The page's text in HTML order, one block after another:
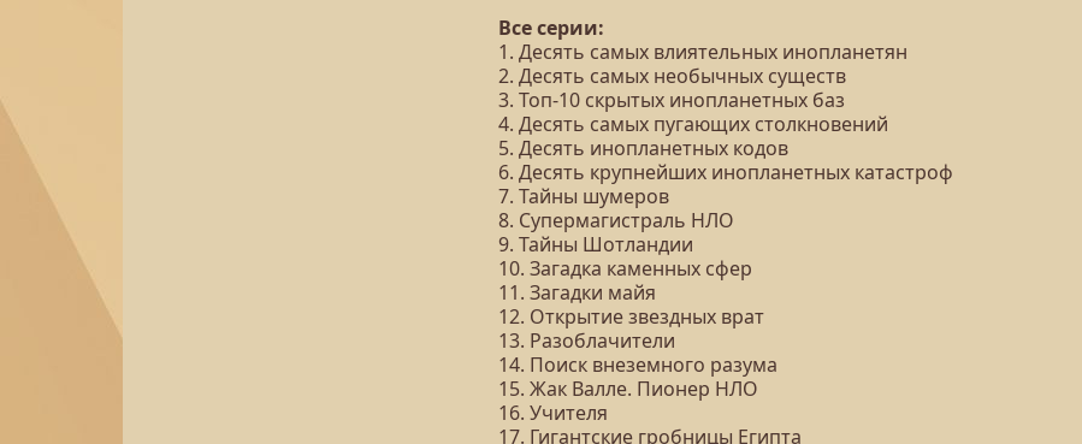
Все серии:
1. Десять самых влиятельных инопланетян
2. Десять самых необычных существ
3. Топ-10 скрытых инопланетных баз
4. Десять самых пугающих столкновений
5. Десять инопланетных кодов
6. Десять крупнейших инопланетных катастроф
7. Тайны шумеров
8. Супермагистраль НЛО
9. Тайны Шотландии
10. Загадка каменных сфер
11. Загадки майя
12. Открытие звездных врат
13. Разоблачители
14. Поиск внеземного разума
15. Жак Валле. Пионер НЛО
16. Учителя
17. Гигантские гробницы Египта